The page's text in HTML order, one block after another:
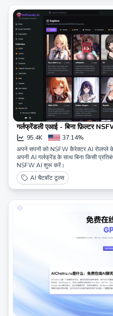
गर्लफ्रेंडली एआई - बिना फ़िल्टर
95.4K 37.14%
अपने सपनों को NSFW कैरेक्टर AI
अपनी AI गर्लफ्रेंड के साथ बिना किसी
NSFW AI शुरू करें।
AI चैटबॉट टूल्स